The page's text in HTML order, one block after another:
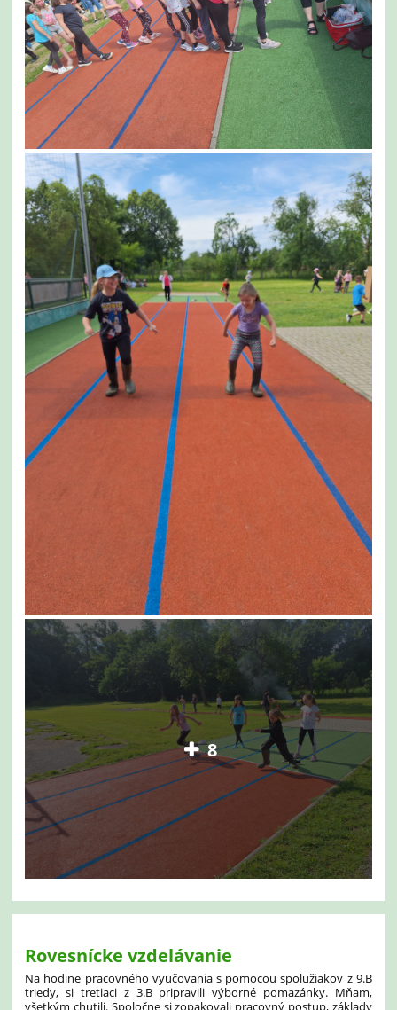
8
Rovesnícke vzdelávanie
Na hodine pracovného vyučovania s pomocou spolužiakov z 9.B
triedy, si tretiaci z 3.B pripravili výborné pomazánky. Mňam,
všetkým chutili. Spoločne si zopakovali pracovný postup, základy